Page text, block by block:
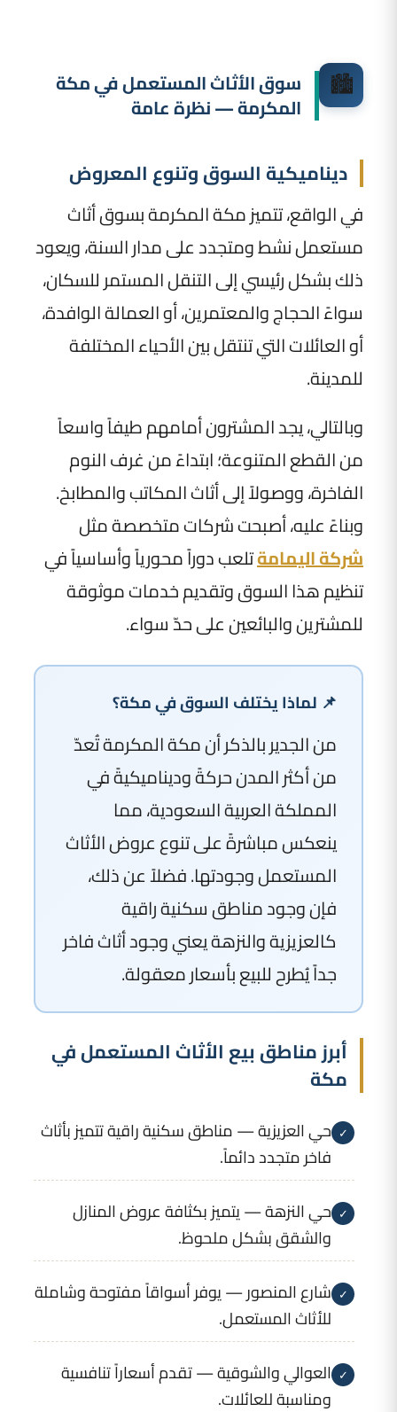
🏙️ سوق الأثاث المستعمل في مكة
المكرمة — نظرة عامة
ديناميكية السوق وتنوع المعروض
في الواقع، تتميز مكة المكرمة بسوق أثاث
مستعمل نشط ومتجدد على مدار السنة، ويعود
ذلك بشكل رئيسي إلى التنقل المستمر للسكان،
سواءً الحجاج والمعتمرين، أو العمالة الوافدة،
أو العائلات التي تنتقل بين الأحياء المختلفة
للمدينة.
وبالتالي، يجد المشترون أمامهم طيفاً واسعاً
من القطع المتنوعة؛ ابتداءً من غرف النوم
الفاخرة، ووصولاً إلى أثاث المكاتب والمطابخ.
وبناءً عليه، أصبحت شركات متخصصة مثل
شركة اليمامةتلعب دوراً محورياً وأساسياً في
تنظيم هذا السوق وتقديم خدمات موثوقة
للمشترين والبائعين على حدّ سواء.
📌 لماذا يختلف السوق في مكة؟
من الجدير بالذكر أن مكة المكرمة تُعدّ
من أكثر المدن حركةً وديناميكيةً في
المملكة العربية السعودية، مما
ينعكس مباشرةً على تنوع عروض الأثاث
المستعمل وجودتها. فضلاً عن ذلك،
فإن وجود مناطق سكنية راقية
كالعزيزية والنزهة يعني وجود أثاث فاخر
جداً يُطرح للبيع بأسعار معقولة.
أبرز مناطق بيع الأثاث المستعمل في
مكة
✓ حي العزيزية — مناطق سكنية راقية تتميز بأثاث
فاخر متجدد دائماً.
✓ حي النزهة — يتميز بكثافة عروض المنازل
والشقق بشكل ملحوظ.
✓ شارع المنصور — يوفر أسواقاً مفتوحة وشاملة
للأثاث المستعمل.
✓ العوالي والشوقية — تقدم أسعاراً تنافسية
ومناسبة للعائلات.